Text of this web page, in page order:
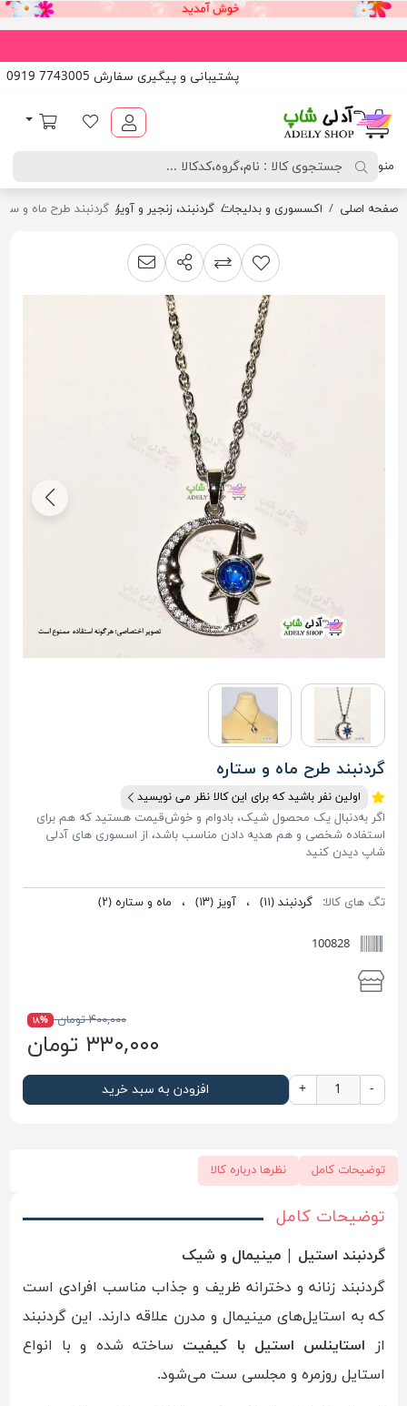
پشتیبانی و پیگیری سفارش 7743005 0919
لیست مورد علاقه
سبد خرید
منو
صفحه اصلی اکسسوری و بدلیجات گردنبند، زنجیر و آویز گردنبند طرح ماه و
افزودن به لیست مقایسه
اشتراک گذاریپیشنهاد به دوست
گردنبند طرح ماه و ستاره
اولین نفر باشید که برای این کالا نظر می نویسید
اگر به‌دنبال یک محصول شیک، بادوام و خوش‌قیمت هستید که هم برای
استفاده شخصی و هم هدیه دادن مناسب باشد، از اسسوری های آدلی
شاپ دیدن کنید
تگ های کالا: گردنبند(۱۱) ، آویز(۱۳) ، ماه و ستاره(۲)
100828
۴۰۰,۰۰۰ تومان ۱۸%
۳۳۰,۰۰۰ تومان
-
+ افزودن به سبد خرید
توضیحات کامل نظرها درباره کالا
توضیحات کامل
گردنبند استیل | مینیمال و شیک
گردنبند زنانه و دخترانه ظریف و جذاب مناسب افرادی است
که به استایل‌های مینیمال و مدرن علاقه دارند. این گردنبند
از استاینلس استیل با کیفیت ساخته شده و با انواع
استایل روزمره و مجلسی ست می‌شود.